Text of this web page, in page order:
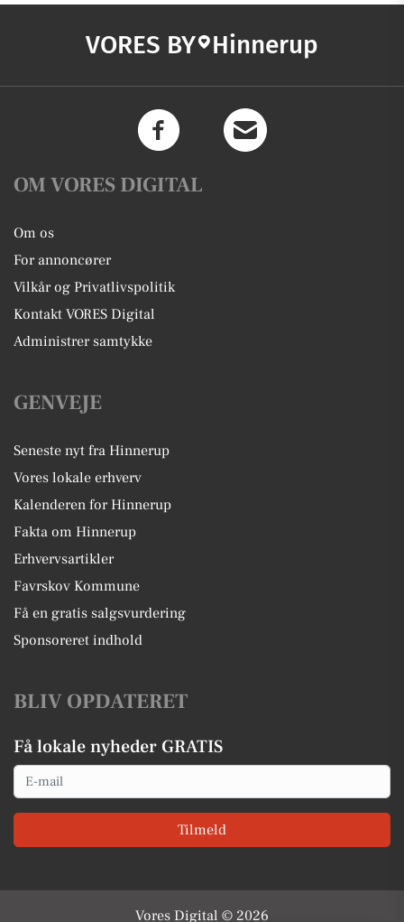
VORES BY Hinnerup
OM VORES DIGITAL
Om os
For annoncører
Vilkår og Privatlivspolitik
Kontakt VORES Digital
Administrer samtykke
GENVEJE
Seneste nyt fra Hinnerup
Vores lokale erhverv
Kalenderen for Hinnerup
Fakta om Hinnerup
Erhvervsartikler
Favrskov Kommune
Få en gratis salgsvurdering
Sponsoreret indhold
BLIV OPDATERET
Få lokale nyheder GRATIS
Email
Tilmeld
Vores Digital © 2026